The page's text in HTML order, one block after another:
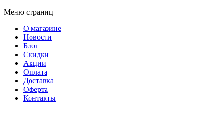
Меню страниц
О магазине
Новости
Блог
Скидки
Акции
Оплата
Доставка
Оферта
Контакты